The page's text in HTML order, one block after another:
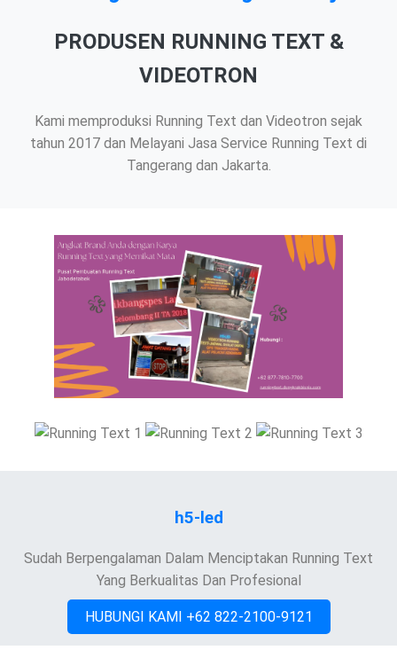
PRODUSEN RUNNING TEXT &
VIDEOTRON
Kami memproduksi Running Text dan Videotron sejak
tahun 2017 dan Melayani Jasa Service Running Text di
Tangerang dan Jakarta.
h5-led
Sudah Berpengalaman Dalam Menciptakan Running Text
Yang Berkualitas Dan Profesional
HUBUNGI KAMI +62 822-2100-9121